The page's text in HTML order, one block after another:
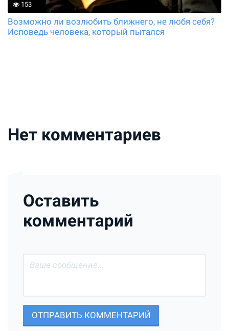
153
Возможно ли возлюбить ближнего, не любя себя?
Исповедь человека, который пытался
Нет комментариев
Оставить
комментарий
ОТПРАВИТЬ КОММЕНТАРИЙ